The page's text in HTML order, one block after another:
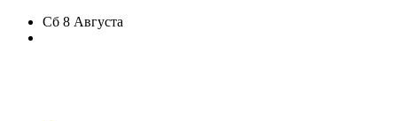
Сб 8 Августа